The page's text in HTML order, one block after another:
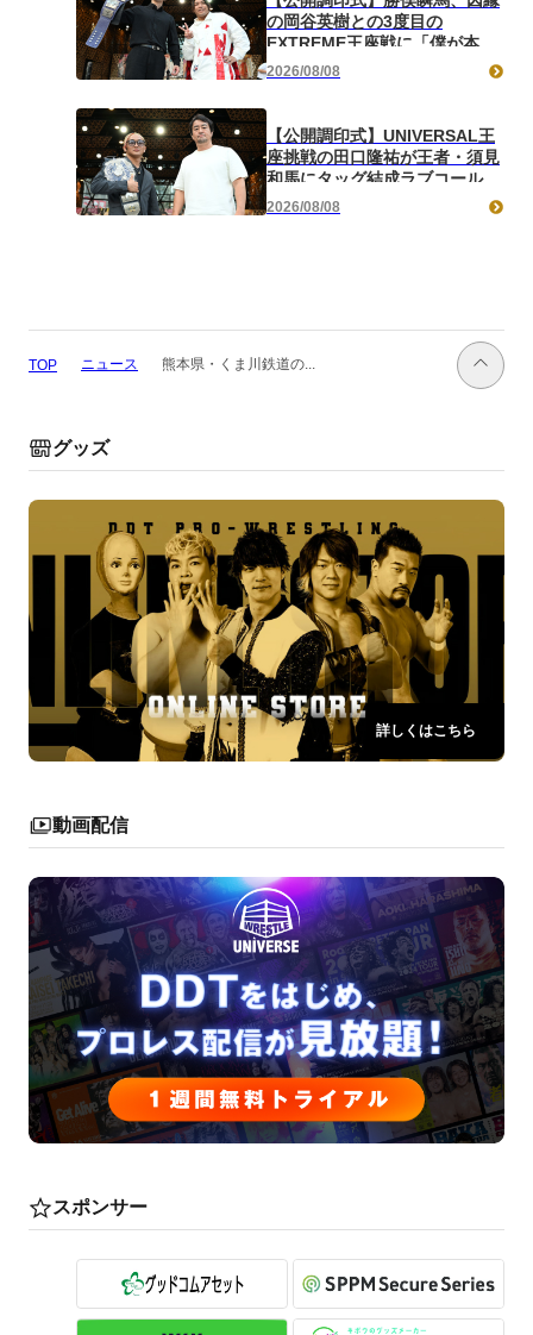
の岡谷英樹との3度目の
EXTREME王座戦に「僕が本当
の岡谷英樹を引き出して獲りた
2026/08/08
【公開調印式】UNIVERSAL王
座挑戦の田口隆祐が王者・須見
和馬にタッグ結成ラブコール！
「この試合が終わった後は、丸
2026/08/08
TOP ニュース 熊本県・くま川鉄道の...
グッズ
詳しくはこちら
動画配信
スポンサー